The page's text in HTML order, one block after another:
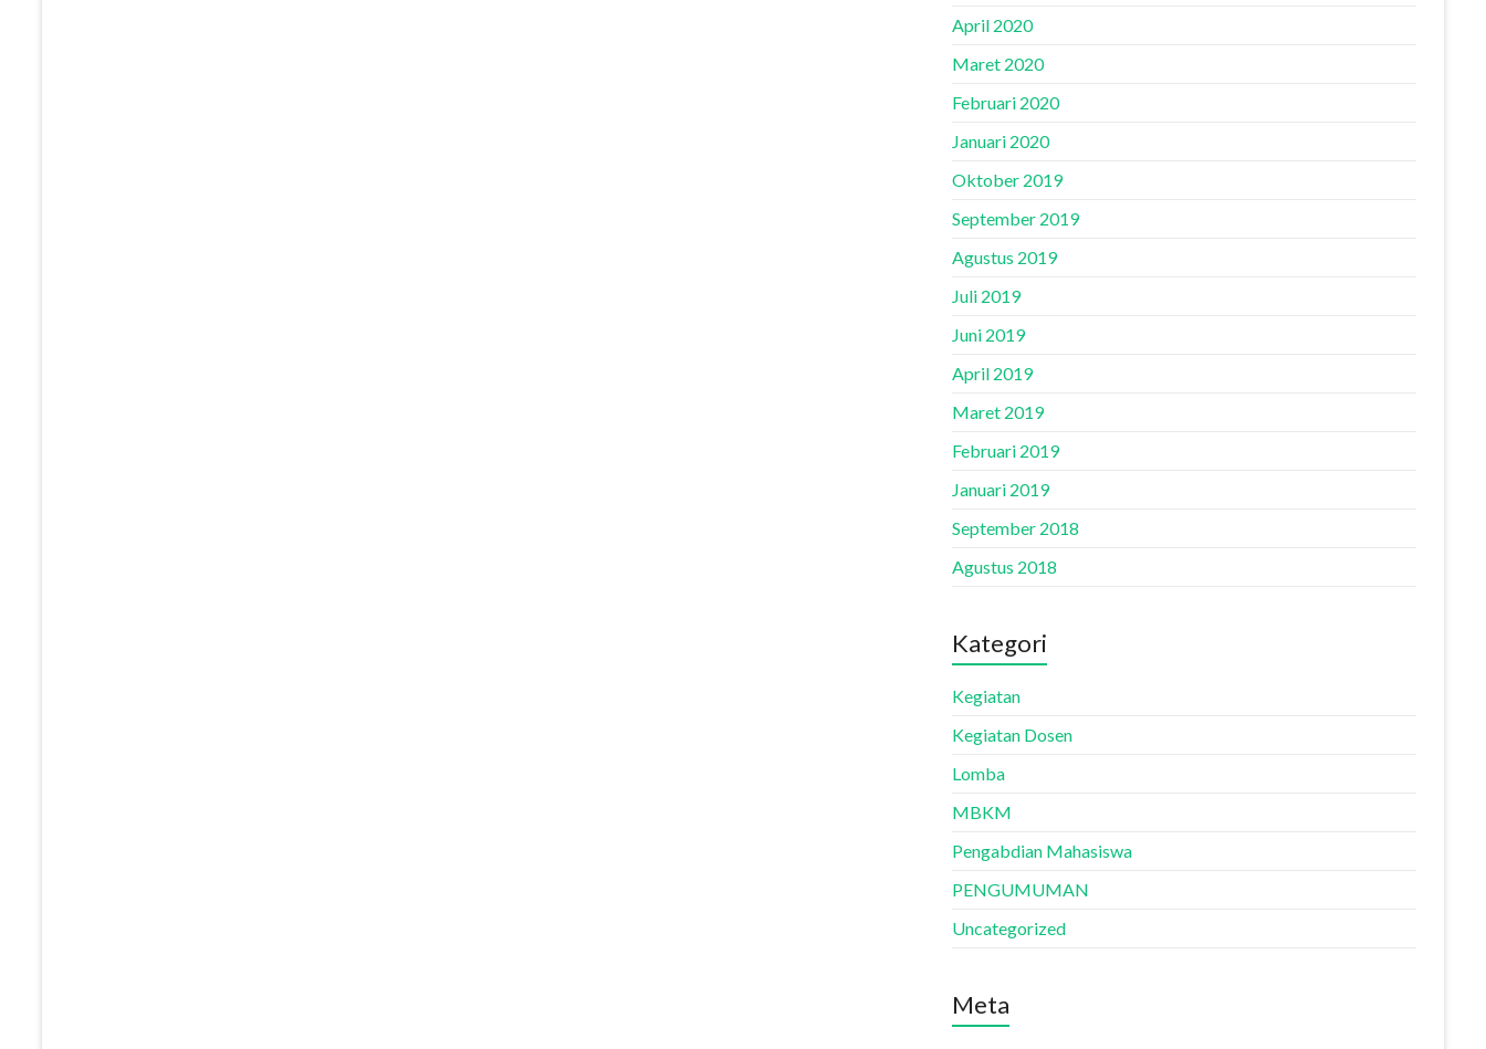
April 2020
Maret 2020
Februari 2020
Januari 2020
Oktober 2019
September 2019
Agustus 2019
Juli 2019
Juni 2019
April 2019
Maret 2019
Februari 2019
Januari 2019
September 2018
Agustus 2018
Kategori
Kegiatan
Kegiatan Dosen
Lomba
MBKM
Pengabdian Mahasiswa
PENGUMUMAN
Uncategorized
Meta